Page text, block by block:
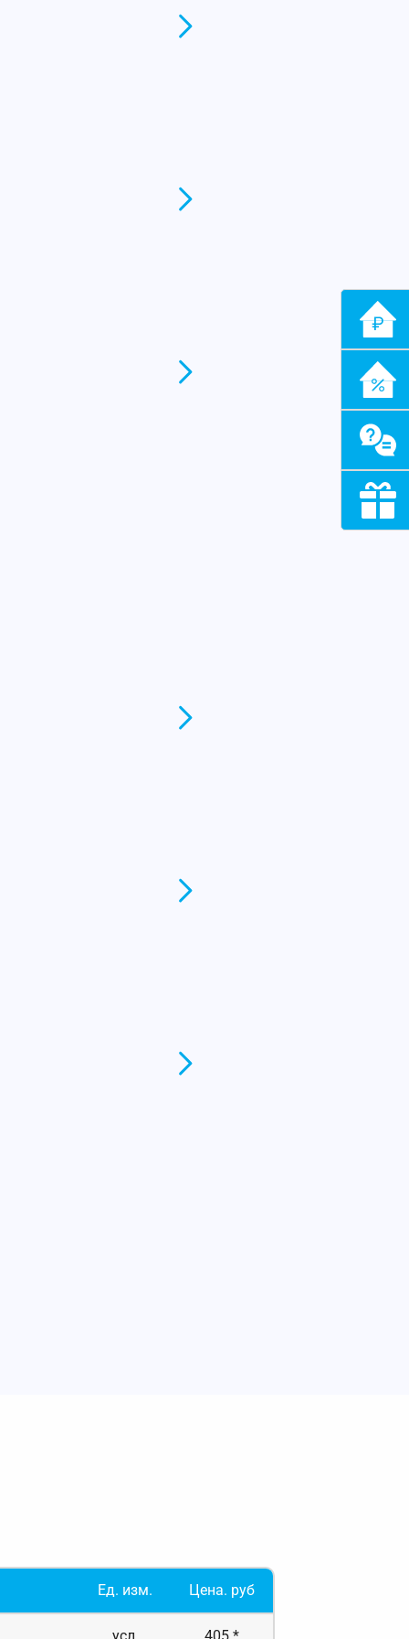
Ед. изм. Цена. руб